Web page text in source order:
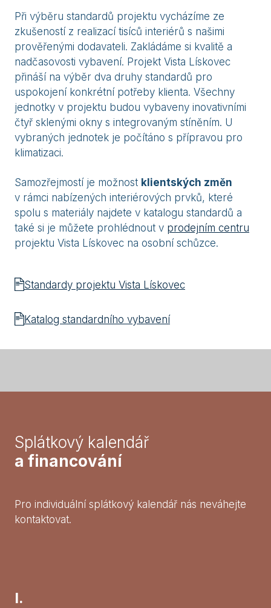
Při výběru standardů projektu vycházíme ze
zkušeností z realizací tisíců interiérů s našimi
prověřenými dodavateli. Zakládáme si kvalitě a
nadčasovosti vybavení. Projekt Vista Lískovec
přináší na výběr dva druhy standardů pro
uspokojení konkrétní potřeby klienta. Všechny
jednotky v projektu budou vybaveny inovativními
čtyř sklenými okny s integrovaným stíněním. U
vybraných jednotek je počítáno s přípravou pro
klimatizaci.
Samozřejmostí je možnost klientských změn
v rámci nabízených interiérových prvků, které
spolu s materiály najdete v katalogu standardů a
také si je můžete prohlédnout v prodejním centru
projektu Vista Lískovec na osobní schůzce.
Standardy projektu Vista Lískovec
Katalog standardního vybavení
Splátkový kalendář
a financování
Pro individuální splátkový kalendář nás neváhejte
kontaktovat.
I.